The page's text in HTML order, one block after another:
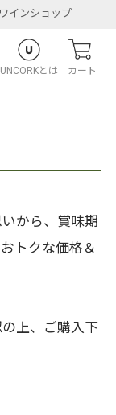
インショップ
UNCORKとは カート
から、賞味期
トクな価格＆
上、ご購入下